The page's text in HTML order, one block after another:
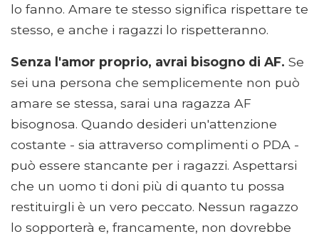
lo fanno. Amare te stesso significa rispettare te
stesso, e anche i ragazzi lo rispetteranno.
Senza l'amor proprio, avrai bisogno di AF. Se
sei una persona che semplicemente non può
amare se stessa, sarai una ragazza AF
bisognosa. Quando desideri un'attenzione
costante - sia attraverso complimenti o PDA -
può essere stancante per i ragazzi. Aspettarsi
che un uomo ti doni più di quanto tu possa
restituirgli è un vero peccato. Nessun ragazzo
lo sopporterà e, francamente, non dovrebbe